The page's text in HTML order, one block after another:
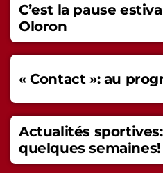
C’est la pause
Oloron
« Contact »: au
Actualités
quelques semaines!